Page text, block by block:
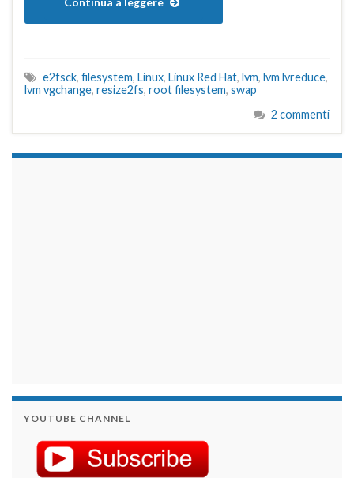
e2fsck, filesystem, Linux, Linux Red Hat, lvm, lvm lvreduce,
lvm vgchange, resize2fs, root filesystem, swap
2 commenti
YOUTUBE CHANNEL